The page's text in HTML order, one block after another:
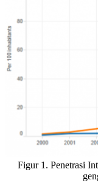
Figur 1. Penetrasi